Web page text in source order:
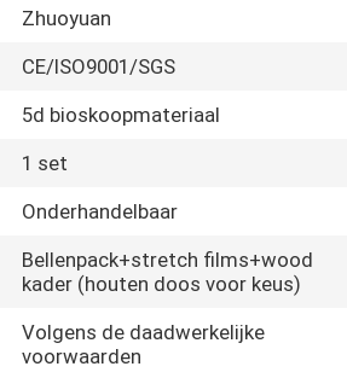
Zhuoyuan
CE/ISO9001/SGS
5d bioskoopmateriaal
1 set
Onderhandelbaar
Bellenpack+stretch films+wood
kader (houten doos voor keus)
Volgens de daadwerkelijke
voorwaarden